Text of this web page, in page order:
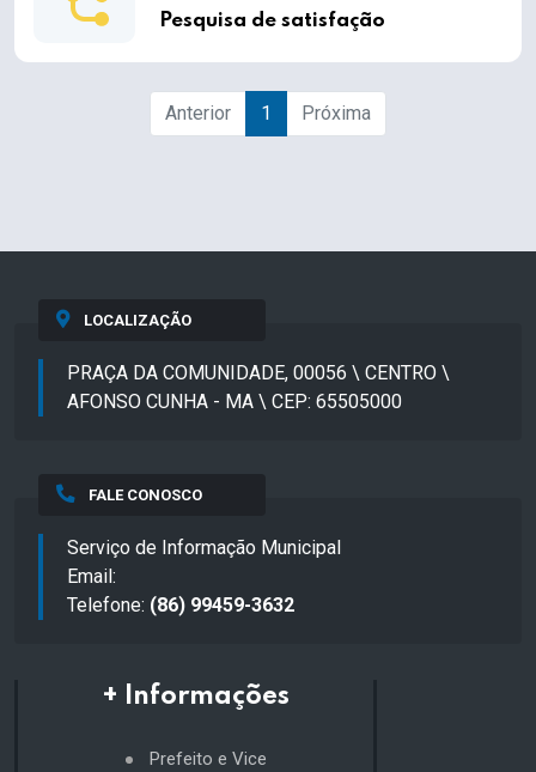
Pesquisa de satisfação
Anterior 1 Próxima
LOCALIZAÇÃO
PRAÇA DA COMUNIDADE, 00056 \ CENTRO \
AFONSO CUNHA - MA \ CEP: 65505000
FALE CONOSCO
Serviço de Informação Municipal
Email:
Telefone: (86) 99459-3632
+ Informações
Prefeito e Vice